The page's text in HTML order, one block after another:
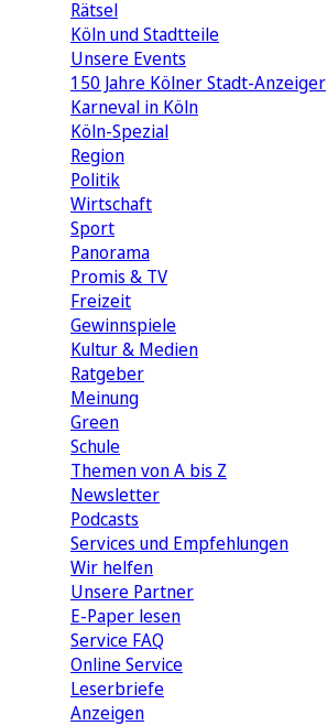
Rätsel
Köln und Stadtteile
Unsere Events
150 Jahre Kölner Stadt-Anzeiger
Karneval in Köln
Köln-Spezial
Region
Politik
Wirtschaft
Sport
Panorama
Promis & TV
Freizeit
Gewinnspiele
Kultur & Medien
Ratgeber
Meinung
Green
Schule
Themen von A bis Z
Newsletter
Podcasts
Services und Empfehlungen
Wir helfen
Unsere Partner
E-Paper lesen
Service FAQ
Online Service
Leserbriefe
Anzeigen